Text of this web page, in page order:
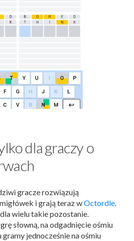
dla graczy o
gracze rozwiązują
i grają teraz wOctordle.
wielu takie pozostanie.
słowną, na odgadnięcie ośmiu
jednocześnie na ośmiu